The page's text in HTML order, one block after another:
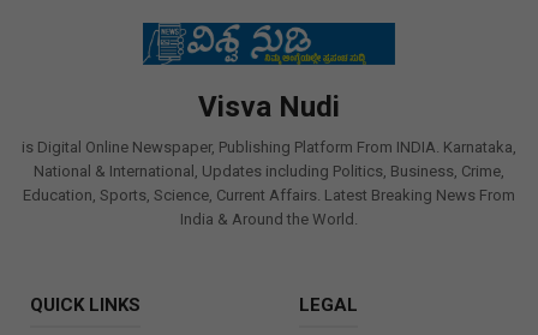
Visva Nudi
is Digital Online Newspaper, Publishing Platform From INDIA. Karnataka,
National & International, Updates including Politics, Business, Crime,
Education, Sports, Science, Current Affairs. Latest Breaking News From
India & Around the World.
QUICK LINKS LEGAL